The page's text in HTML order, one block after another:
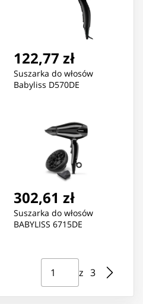
122,77 zł
Suszarka do włosów
Babyliss D570DE
302,61 zł
Suszarka do włosów
BABYLISS 6715DE
Strona ⁨1⁩ z ⁨3⁩
z ⁨3⁩
Przejdź do strony